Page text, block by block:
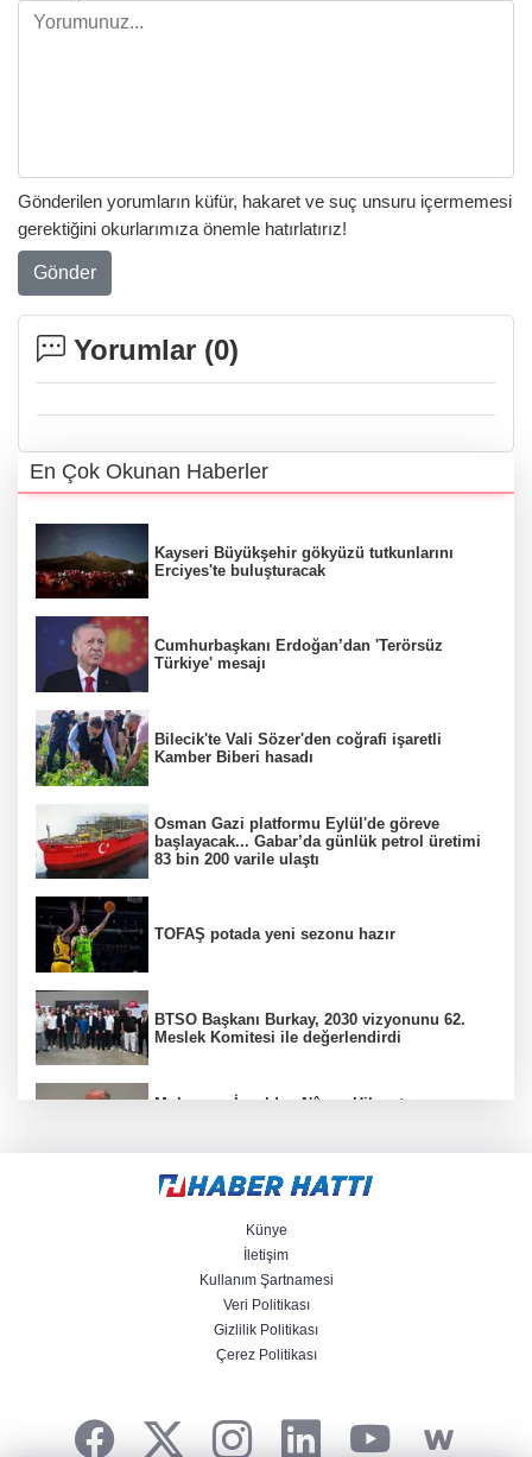
Gönderilen yorumların küfür, hakaret ve suç unsuru içermemesi
gerektiğini okurlarımıza önemle hatırlatırız!
Gönder
Yorumlar (0)
En Çok Okunan Haberler
Kayseri Büyükşehir gökyüzü tutkunlarını
Erciyes'te buluşturacak
Cumhurbaşkanı Erdoğan’dan 'Terörsüz
Türkiye' mesajı
Bilecik'te Vali Sözer'den coğrafi işaretli
Kamber Biberi hasadı
Osman Gazi platformu Eylül'de göreve
başlayacak... Gabar’da günlük petrol üretimi
83 bin 200 varile ulaştı
TOFAŞ potada yeni sezonu hazır
BTSO Başkanı Burkay, 2030 vizyonunu 62.
Meslek Komitesi ile değerlendirdi
Muharrem İnce’den Nâzım Hikmet
“Bu Kampta Hayat Var” projesi özel bireylere
yaz tatili sunuyor
Künye
İletişim
Kullanım Şartnamesi
Veri Politikası
Gizlilik Politikası
Çerez Politikası